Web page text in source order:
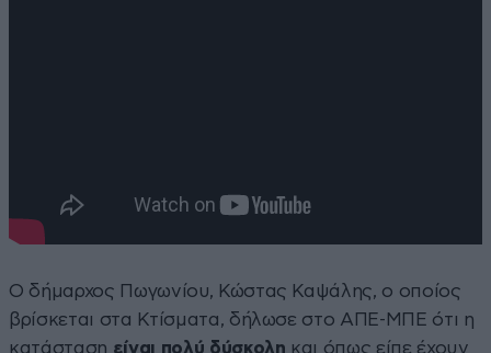
Ο δήμαρχος Πωγωνίου, Κώστας Καψάλης, ο οποίος
βρίσκεται στα Κτίσματα, δήλωσε στο ΑΠΕ-ΜΠΕ ότι η
κατάσταση είναι πολύ δύσκολη και όπως είπε έχουν